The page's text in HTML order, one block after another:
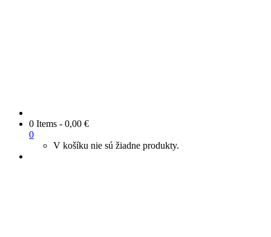
0 Items - 0,00 €
0
V košíku nie sú žiadne produkty.